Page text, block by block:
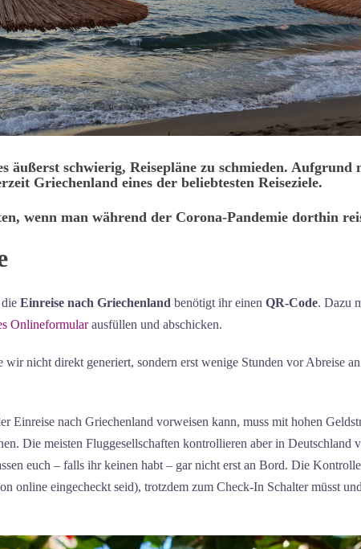
äußerst schwierig, Reisepläne zu schmieden. Aufgrund
Griechenland eines der beliebtesten Reiseziele.
wenn man während der Corona-Pandemie dorthin
Einreise nach Griechenland benötigt ihr einen QR-Code. Dazu
Onlineformularausfüllen und abschicken.
nicht direkt generiert, sondern erst wenige Stunden vor Abreise
Einreise nach Griechenland vorweisen kann, muss mit hohen
Die meisten Fluggesellschaften kontrollieren aber in Deutschland
euch – falls ihr keinen habt – gar nicht erst an Bord. Die
online eingecheckt seid), trotzdem zum Check-In Schalter müsst